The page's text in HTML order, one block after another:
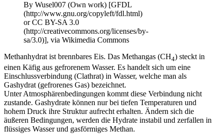
By Wusel007 (Own work) [GFDL
(http://www.gnu.org/copyleft/fdl.html)
or CC BY-SA 3.0
(http://creativecommons.org/licenses/by-
sa/3.0)], via Wikimedia Commons
Methanhydrat ist brennbares Eis. Das Methangas (CH4) steckt in
einen Käfig aus gefrorenem Wasser. Es handelt sich um eine
Einschlussverbindung (Clathrat) in Wasser, welche man als
Gashydrat (gefrorenes Gas) bezeichnet.
Unter Atmosphärenbedingungen kommt diese Verbindung nicht
zustande. Gashydrate können nur bei tiefen Temperaturen und
hohem Druck ihre Struktur aufrecht erhalten. Ändern sich die
äußeren Bedingungen, werden die Hydrate instabil und zerfallen in
flüssiges Wasser und gasförmiges Methan.